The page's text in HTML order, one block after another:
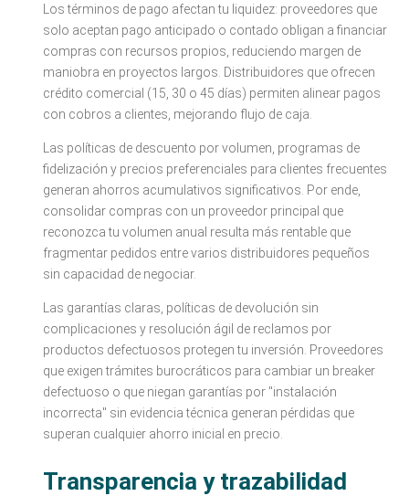
Los términos de pago afectan tu liquidez: proveedores que
solo aceptan pago anticipado o contado obligan a financiar
compras con recursos propios, reduciendo margen de
maniobra en proyectos largos. Distribuidores que ofrecen
crédito comercial (15, 30 o 45 días) permiten alinear pagos
con cobros a clientes, mejorando flujo de caja.
Las políticas de descuento por volumen, programas de
fidelización y precios preferenciales para clientes frecuentes
generan ahorros acumulativos significativos. Por ende,
consolidar compras con un proveedor principal que
reconozca tu volumen anual resulta más rentable que
fragmentar pedidos entre varios distribuidores pequeños
sin capacidad de negociar.
Las garantías claras, políticas de devolución sin
complicaciones y resolución ágil de reclamos por
productos defectuosos protegen tu inversión. Proveedores
que exigen trámites burocráticos para cambiar un breaker
defectuoso o que niegan garantías por "instalación
incorrecta" sin evidencia técnica generan pérdidas que
superan cualquier ahorro inicial en precio.
Transparencia y trazabilidad